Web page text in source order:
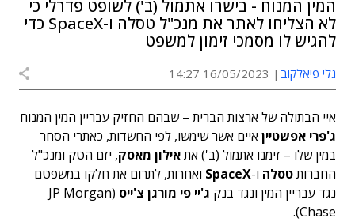
המין המנוח - בישרו אתמול (ב') לשופט פדרלי כי
לא הצליחו לאתר את מנכ"ל טסלה ו-SpaceX כדי
להגיש לו מסמכי זימון למשפט
גלי פיאלקוב 16/05/2023 14:27
איי הבתולה של ארצות הברית – שבהם החזיק עבריין המין המנוח
ג'פרי אפשטיין איים אשר שימשו, לפי החשדות, כאתרי הסחר
במין שלו – זימנו אתמול (ב') אתאילון מאסק, יזם הטק ומנכ"ל
החברותטסלה ו-SpaceX ואחרות, לתרום את חלקו במשפטם
נגד עבריין המין ונגד בנק ג'יי פי מורגן צ'ייס (JP Morgan
Chase).